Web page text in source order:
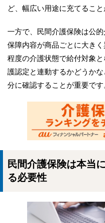
ど、幅広い用途に充てること
一方で、民間介護保険は公
保障内容が商品ごとに大き
程度の介護状態で給付対象
護認定と連動するかどうか
分に確認することが重要です
民間介護保険は本当
る必要性